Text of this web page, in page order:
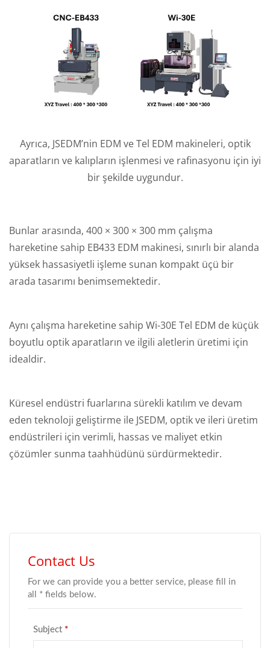
Ayrıca, JSEDM’nin EDM ve Tel EDM makineleri, optik
aparatların ve kalıpların işlenmesi ve rafinasyonu için iyi
bir şekilde uygundur.
Bunlar arasında, 400 × 300 × 300 mm çalışma
hareketine sahip EB433 EDM makinesi, sınırlı bir alanda
yüksek hassasiyetli işleme sunan kompakt üçü bir
arada tasarımı benimsemektedir.
Aynı çalışma hareketine sahip Wi-30E Tel EDM de küçük
boyutlu optik aparatların ve ilgili aletlerin üretimi için
idealdir.
Küresel endüstri fuarlarına sürekli katılım ve devam
eden teknoloji geliştirme ile JSEDM, optik ve ileri üretim
endüstrileri için verimli, hassas ve maliyet etkin
çözümler sunma taahhüdünü sürdürmektedir.